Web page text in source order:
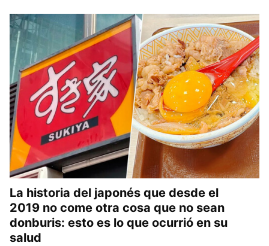
La historia del japonés que desde el
2019 no come otra cosa que no sean
donburis: esto es lo que ocurrió en su
salud